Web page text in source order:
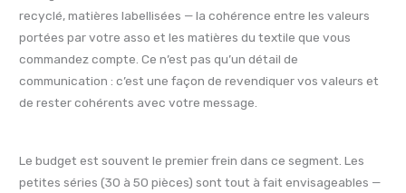
recyclé, matières labellisées — la cohérence entre les valeurs
portées par votre asso et les matières du textile que vous
commandez compte. Ce n’est pas qu’un détail de
communication : c’est une façon de revendiquer vos valeurs et
de rester cohérents avec votre message.
Le budget est souvent le premier frein dans ce segment. Les
petites séries (30 à 50 pièces) sont tout à fait envisageables —